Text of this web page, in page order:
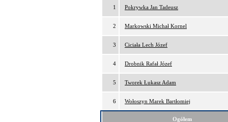
1 Pokrywka Jan Tadeusz
2 Markowski Michał Kornel
3 Ciciała Lech Józef
4 Drobnik Rafał Józef
5 Tworek Łukasz Adam
6 Wołoszyn Marek Bartłomiej
Ogółem